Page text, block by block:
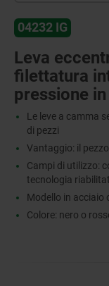
04232 IG
Leva
filettatura
pressione
Le leve a camma
di pezzi
Vantaggio: il
Campi di utilizzo:
tecnologia
Modello in acciaio
Colore: nero o